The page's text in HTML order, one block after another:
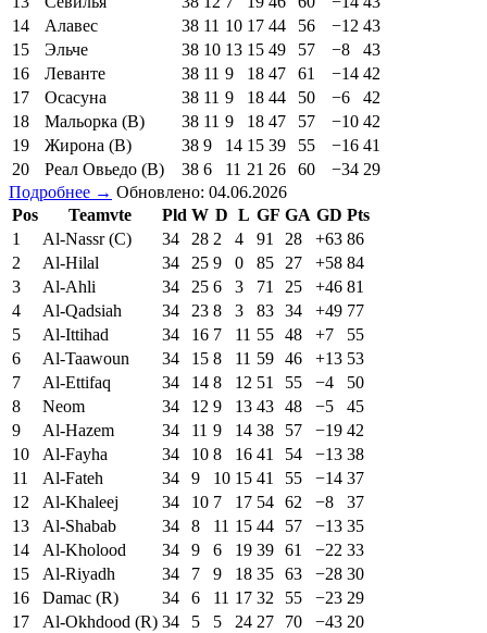
14
Алавес 38 11 10 17 44 56 −12 43
15
Эльче 38 10 13 15 49 57 −8
43
16
Леванте 38 11 9 18 47 61 −14 42
17
Осасуна 38 11 9 18 44 50 −6
42
18
Мальорка (В) 38 11 9 18 47 57 −10 42
19
Жирона (В) 38 9 14 15 39 55 −16 41
20
Реал Овьедо (В) 38 6 11 21 26 60 −34 29
Подробнее → Обновлено: 04.06.2026
Pos
Teamvte Pld W D L GF GA GD Pts
1
Al-Nassr (C) 34 28 2 4 91 28 +63 86
2
Al-Hilal 34 25 9 0 85 27 +58 84
3
Al-Ahli 34 25 6 3 71 25 +46 81
4
Al-Qadsiah 34 23 8 3 83 34 +49 77
5
Al-Ittihad 34 16 7 11 55 48 +7
55
6
Al-Taawoun 34 15 8 11 59 46 +13 53
7
Al-Ettifaq 34 14 8 12 51 55 −4
50
8
Neom 34 12 9 13 43 48 −5
45
9
Al-Hazem 34 11 9 14 38 57 −19 42
10
Al-Fayha 34 10 8 16 41 54 −13 38
11
Al-Fateh 34 9 10 15 41 55 −14 37
12
Al-Khaleej 34 10 7 17 54 62 −8
37
13
Al-Shabab 34 8 11 15 44 57 −13 35
14
Al-Kholood 34 9 6 19 39 61 −22 33
15
Al-Riyadh 34 7 9 18 35 63 −28 30
16
Damac (R) 34 6 11 17 32 55 −23 29
17
Al-Okhdood (R) 34 5 5 24 27 70 −43 20